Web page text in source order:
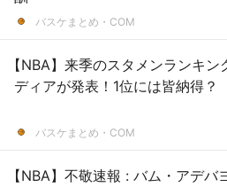
バスケまとめ・COM
【NBA】来季のスタメンランキン
ディアが発表！1位には皆納得？
バスケまとめ・COM
【NBA】不敬速報 : バム・アデバ